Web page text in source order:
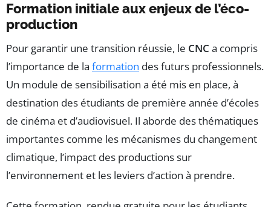
Formation initiale aux enjeux de l’éco-
production
Pour garantir une transition réussie, le CNC a compris
l’importance de la formation des futurs professionnels.
Un module de sensibilisation a été mis en place, à
destination des étudiants de première année d’écoles
de cinéma et d’audiovisuel. Il aborde des thématiques
importantes comme les mécanismes du changement
climatique, l’impact des productions sur
l’environnement et les leviers d’action à prendre.